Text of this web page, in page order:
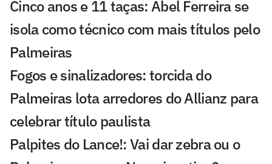
Cinco anos e 11 taças: Abel Ferreira se
isola como técnico com mais títulos pelo
Palmeiras
Fogos e sinalizadores: torcida do
Palmeiras lota arredores do Allianz para
celebrar título paulista
Palpites do Lance!: Vai dar zebra ou o